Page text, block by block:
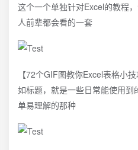
这个一个单独针对Excel的教程
人前辈都会看的一套
【72个GIF图教你Excel表格小技
如标题，就是一些日常能使用
单易理解的那种